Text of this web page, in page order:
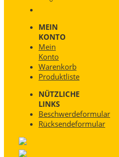
MEIN
KONTO
Mein
Konto
Warenkorb
Produktliste
NÜTZLICHE
LINKS
Beschwerdeformular
Rücksendeformular